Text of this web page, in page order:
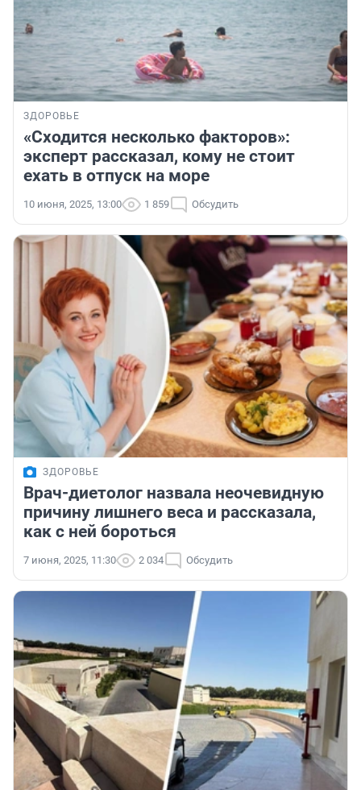
ЗДОРОВЬЕ
«Сходится несколько факторов»:
эксперт рассказал, кому не стоит
ехать в отпуск на море
10 июня, 2025, 13:00 1 859 Обсудить
ЗДОРОВЬЕ
Врач-диетолог назвала неочевидную
причину лишнего веса и рассказала,
как с ней бороться
7 июня, 2025, 11:30 2 034 Обсудить